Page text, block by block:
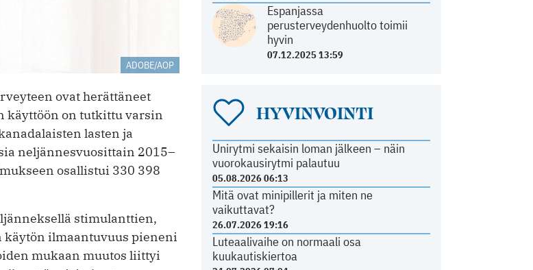
Espanjassa
perusterveydenhuolto toimii
hyvin
07.12.2025 13:59
HYVINVOINTI
Unirytmi sekaisin loman jälkeen – näin
vuorokausirytmi palautuu
05.08.2026 06:13
Mitä ovat minipillerit ja miten ne
vaikuttavat?
26.07.2026 19:16
Luteaalivaihe on normaali osa
kuukautiskiertoa
ADOBE/AOP
ovat herättäneet
käyttöön on tutkittu varsin
lasten ja
neljännesvuosittain 2015–
osallistui 330 398
stimulanttien,
ilmaantuvuus pieneni
mukaan muutos liittyi